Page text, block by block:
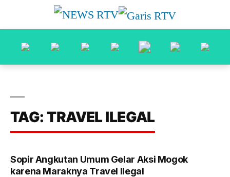
TAG: TRAVEL ILEGAL
Sopir Angkutan Umum Gelar Aksi Mogok
karena Maraknya Travel Ilegal